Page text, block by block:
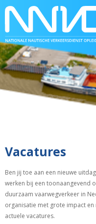
Vacatures
Ben jij toe aan een nieuwe
werken bij een toonaangevend
duurzaam vaarwegverkeer in
organisatie met grote impact en
actuele vacatures.